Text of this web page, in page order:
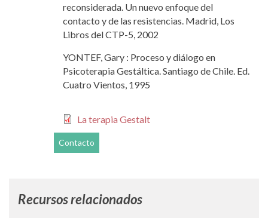
reconsiderada. Un nuevo enfoque del
contacto y de las resistencias. Madrid, Los
Libros del CTP-5, 2002
YONTEF, Gary : Proceso y diálogo en
Psicoterapia Gestáltica. Santiago de Chile. Ed.
Cuatro Vientos, 1995
La terapia Gestalt
Contacto
Recursos relacionados